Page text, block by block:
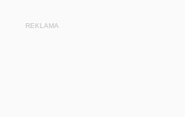
REKLAMA